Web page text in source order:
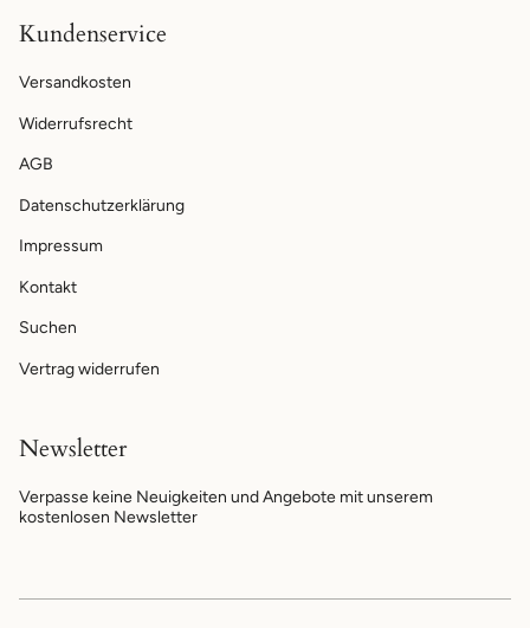
Kundenservice
Versandkosten
Widerrufsrecht
AGB
Datenschutzerklärung
Impressum
Kontakt
Suchen
Vertrag widerrufen
Newsletter
Verpasse keine Neuigkeiten und Angebote mit unserem
kostenlosen Newsletter